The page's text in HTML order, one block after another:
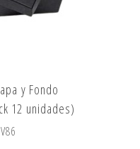
y Fondo
12 unidades)